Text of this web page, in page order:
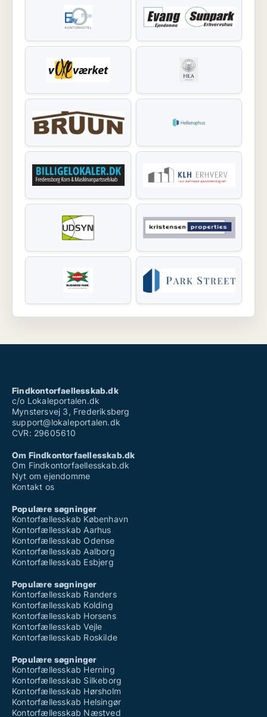
Findkontorfaellesskab.dk
c/o Lokaleportalen.dk
Mynstersvej 3, Frederiksberg
support@lokaleportalen.dk
CVR: 29605610
Om Findkontorfaellesskab.dk
Om Findkontorfaellesskab.dk
Nyt om ejendomme
Kontakt os
Populære søgninger
Kontorfællesskab København
Kontorfællesskab Aarhus
Kontorfællesskab Odense
Kontorfællesskab Aalborg
Kontorfællesskab Esbjerg
Populære søgninger
Kontorfællesskab Randers
Kontorfællesskab Kolding
Kontorfællesskab Horsens
Kontorfællesskab Vejle
Kontorfællesskab Roskilde
Populære søgninger
Kontorfællesskab Herning
Kontorfællesskab Silkeborg
Kontorfællesskab Hørsholm
Kontorfællesskab Helsingør
Kontorfællesskab Næstved